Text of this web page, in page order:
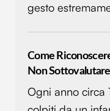
gesto
Come
Non Sottovalutare
Ogni anno circa